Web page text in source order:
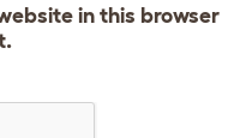
in this browser